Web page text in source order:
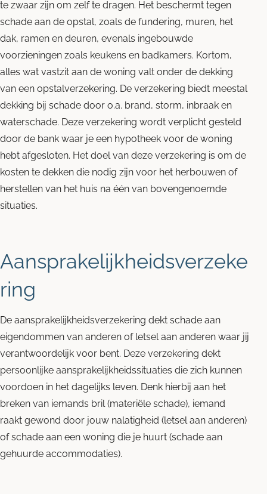
te zwaar zijn om zelf te dragen. Het beschermt tegen
schade aan de opstal, zoals de fundering, muren, het
dak, ramen en deuren, evenals ingebouwde
voorzieningen zoals keukens en badkamers. Kortom,
alles wat vastzit aan de woning valt onder de dekking
van een opstalverzekering. De verzekering biedt meestal
dekking bij schade door o.a. brand, storm, inbraak en
waterschade. Deze verzekering wordt verplicht gesteld
door de bank waar je een hypotheek voor de woning
hebt afgesloten. Het doel van deze verzekering is om de
kosten te dekken die nodig zijn voor het herbouwen of
herstellen van het huis na één van bovengenoemde
situaties.
Aansprakelijkheidsverzeke
ring
De aansprakelijkheidsverzekering dekt schade aan
eigendommen van anderen of letsel aan anderen waar jij
verantwoordelijk voor bent. Deze verzekering dekt
persoonlijke aansprakelijkheidssituaties die zich kunnen
voordoen in het dagelijks leven. Denk hierbij aan het
breken van iemands bril (materiële schade), iemand
raakt gewond door jouw nalatigheid (letsel aan anderen)
of schade aan een woning die je huurt (schade aan
gehuurde accommodaties).